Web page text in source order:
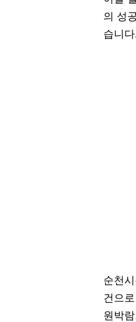
의 성
습니
순천
건으
원박